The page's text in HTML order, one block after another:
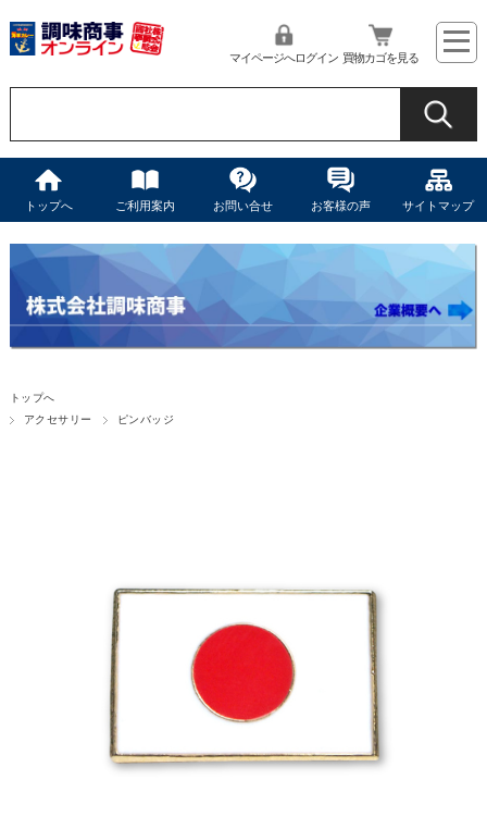
マイページへログイン 買物カゴを見る
トップへ ご利用案内 お問い合せ お客様の声 サイトマップ
トップへ
アクセサリー
ピンバッジ